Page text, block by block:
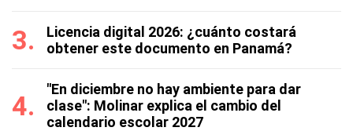
Licencia digital 2026: ¿cuánto costará
obtener este documento en Panamá?
"En diciembre no hay ambiente para dar
clase": Molinar explica el cambio del
calendario escolar 2027